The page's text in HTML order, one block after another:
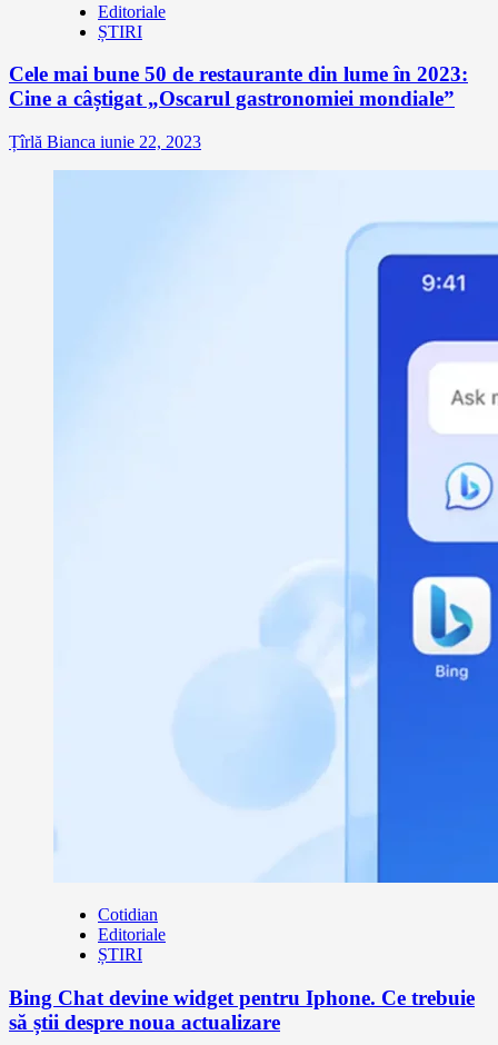
Editoriale
ȘTIRI
Cele mai bune 50 de restaurante din lume în 2023:
Cine a câștigat „Oscarul gastronomiei mondiale”
Țîrlă Bianca iunie 22, 2023
Cotidian
Editoriale
ȘTIRI
Bing Chat devine widget pentru Iphone. Ce trebuie
să știi despre noua actualizare